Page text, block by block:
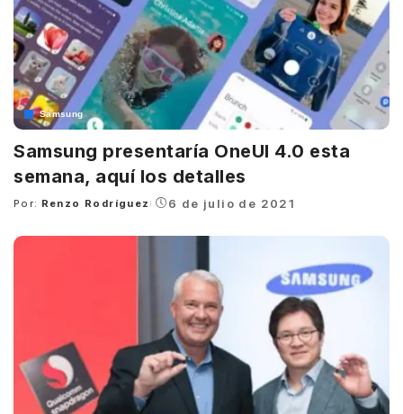
Samsung
Samsung presentaría OneUI 4.0 esta
semana, aquí los detalles
Posted
Por: Renzo Rodríguez 6 de julio de 2021